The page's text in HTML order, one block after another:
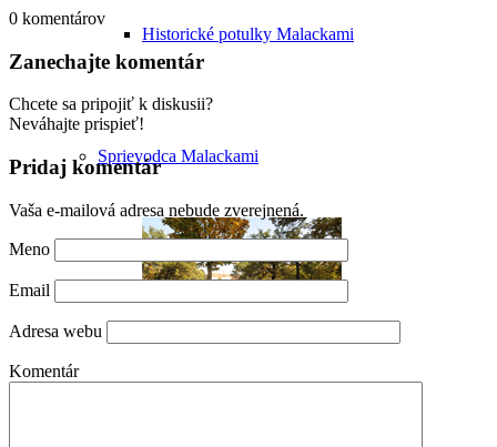
Historické potulky Malackami
Sprievodca Malackami
0 komentárov
Zanechajte komentár
Chcete sa pripojiť k diskusii?
Neváhajte prispieť!
Pridaj komentár
Vaša e-mailová adresa nebude zverejnená.
Meno
Email
Adresa webu
Komentár